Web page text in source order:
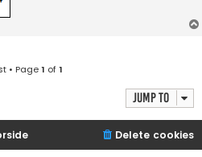
• Page1 of1
Jump to
Delete cookies